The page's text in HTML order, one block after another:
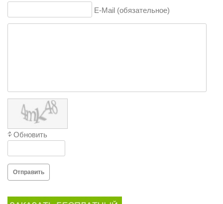
E-Mail (обязательное)
Обновить
Отправить